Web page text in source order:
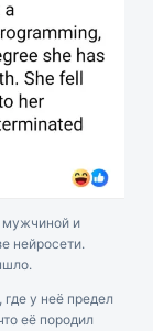
мужчиной и
нейросети.
у неё предел
её породил